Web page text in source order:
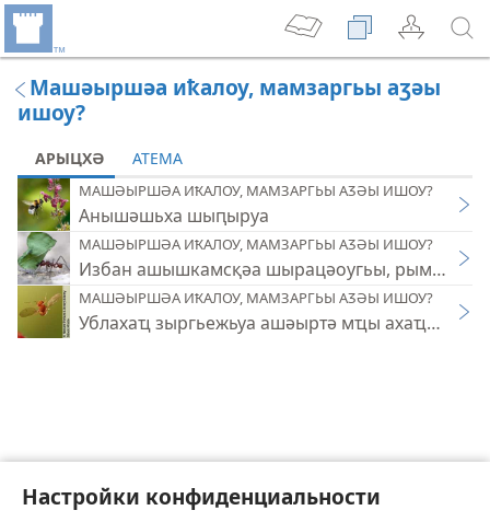
Настройки конфиденциальности
Машәыршәа иҟалоу, мамзаргьы аӡәы
ишоу?
АРЫЦХӘ АТЕМА
МАШӘЫРШӘА ИҞАЛОУ, МАМЗАРГЬЫ АӠӘЫ ИШОУ?
Анышәшьха шыԥыруа
МАШӘЫРШӘА ИҞАЛОУ, МАМЗАРГЬЫ АӠӘЫ ИШОУ?
Избан ашышкамсқәа шырацәоугьы, рымҩаҿы
МАШӘЫРШӘА ИҞАЛОУ, МАМЗАРГЬЫ АӠӘЫ ИШОУ?
Ублахаҵ зыргьежьуа ашәыртә мҵы